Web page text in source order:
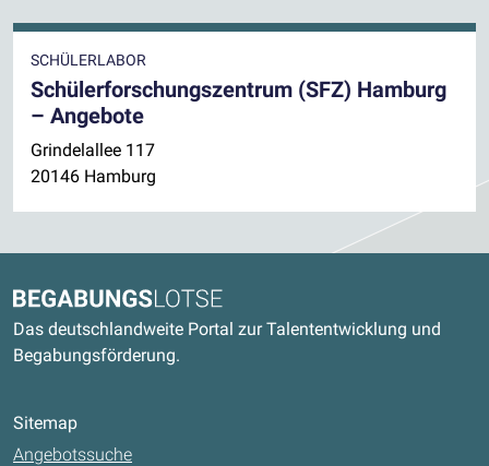
SCHÜLERLABOR
Schülerforschungszentrum (SFZ) Hamburg
– Angebote
Grindelallee 117
20146 Hamburg
Begabungslotse
Das deutschlandweite Portal zur Talententwicklung und
Begabungsförderung.
Sitemap
Angebotssuche